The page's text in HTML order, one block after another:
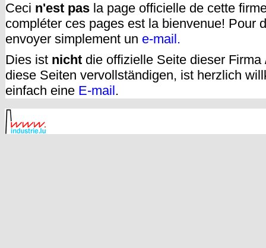
Ceci n'est pas la page officielle de cette
compléter ces pages est la bienvenue! Pour
envoyer simplement un e-mail.
Dies ist nicht die offizielle Seite dieser
diese Seiten vervollständigen, ist herzlich
einfach eine E-mail.